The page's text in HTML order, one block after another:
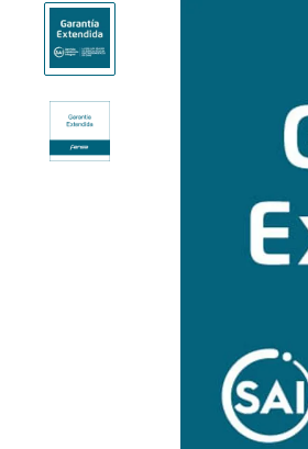
3. bottom freezer
4. refrigerador no frost
secadora